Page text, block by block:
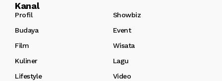
Kanal
Profil
Showbiz
Budaya
Event
Film
Wisata
Kuliner
Lagu
Lifestyle
Video